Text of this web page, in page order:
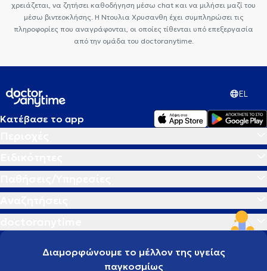
χρειάζεται, να ζητήσει καθοδήγηση μέσω chat και να μιλήσει μαζί του
μέσω βιντεοκλήσης. Η Ντουλια Χρυσανθη έχει συμπληρώσει τις
πληροφορίες που αναγράφονται, οι οποίες τίθενται υπό επεξεργασία
από την ομάδα του doctoranytime.
EL
Κατέβασε το app
Διαμορφώνουμε το μέλλον της υγείας
παγκοσμίως